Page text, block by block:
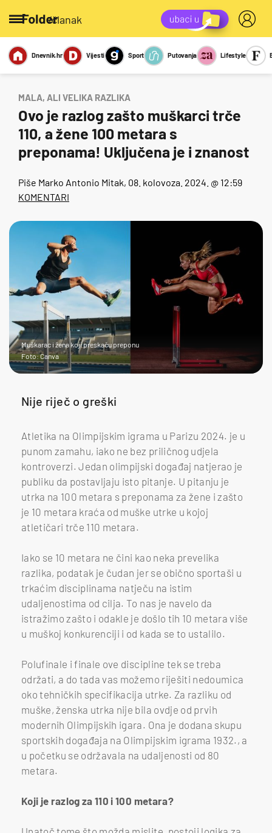
/članak
Miks Kviz
Report
Sexy
Dnevnik.hr Vijesti Sport Putovanja Lifestyle
MALA, ALI VELIKA RAZLIKA
Ovo je razlog zašto muškarci trče
110, a žene 100 metara s
preponama! Uključena je i znanost
Piše Marko Antonio Mitak, 08. kolovoza. 2024. @ 12:59
KOMENTARI
Muškarac i žena koji preskaču preponu
Foto: Canva
Nije riječ o greški
Atletika na Olimpijskim igrama u Parizu 2024. je u
punom zamahu, iako ne bez priličnog udjela
kontroverzi. Jedan olimpijski događaj natjerao je
publiku da postavljaju isto pitanje. U pitanju je
utrka na 100 metara s preponama za žene i zašto
je 10 metara kraća od muške utrke u kojoj
atletičari trče 110 metara.
Iako se 10 metara ne čini kao neka prevelika
razlika, podatak je čudan jer se obično sportaši u
trkaćim disciplinama natječu na istim
udaljenostima od cilja. To nas je navelo da
istražimo zašto i odakle je došlo tih 10 metara više
u muškoj konkurenciji i od kada se to ustalilo.
Polufinale i finale ove discipline tek se treba
održati, a do tada vas možemo riješiti nedoumica
oko tehničkih specifikacija utrke. Za razliku od
muške, ženska utrka nije bila ovdje od prvih
modernih Olimpijskih igara. Ona je dodana skupu
sportskih događaja na Olimpijskim igrama 1932., a
u početku se održavala na udaljenosti od 80
metara.
Koji je razlog za 110 i 100 metara?